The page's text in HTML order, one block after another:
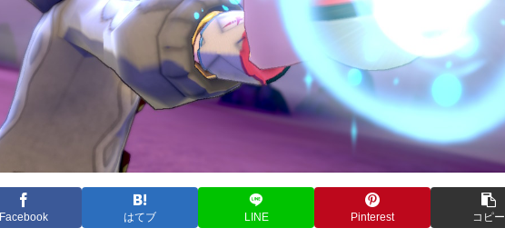
Facebook はてブ LINE Pinterest コピー